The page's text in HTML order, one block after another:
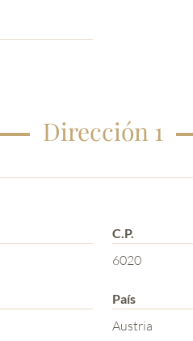
Dirección 1
C.P.
6020
País
Austria